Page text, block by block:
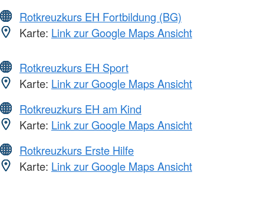
Rotkreuzkurs EH Fortbildung (BG)
Karte: Link zur Google Maps Ansicht
Rotkreuzkurs EH Sport
Karte: Link zur Google Maps Ansicht
Rotkreuzkurs EH am Kind
Karte: Link zur Google Maps Ansicht
Rotkreuzkurs Erste Hilfe
Karte: Link zur Google Maps Ansicht